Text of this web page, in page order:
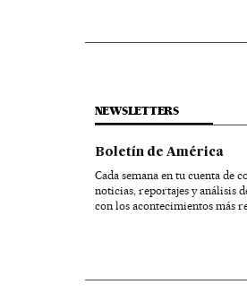
NEWSLETTERS
Boletín de América
Cada semana en tu cuenta de
noticias, reportajes y análisis
con los acontecimientos más